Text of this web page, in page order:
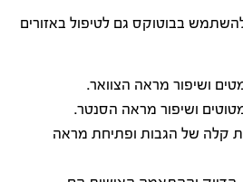
להשתמש בבוטוקס גם לטיפול באזורים
ושיפור מראה הצוואר.
ושיפור מראה הסנטר.
קלה של הגבות ופתיחת מראה